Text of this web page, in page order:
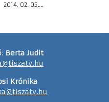
2014. 02. 05....
Berta Judit
Krónika